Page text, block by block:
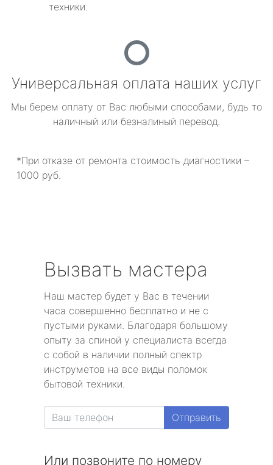
техники.
Универсальная оплата наших услуг
Мы берем оплату от Вас любыми способами, будь то
наличный или безналиный перевод.
*При отказе от ремонта стоимость диагностики –
1000 руб.
Вызвать мастера
Наш мастер будет у Вас в течении
часа совершенно бесплатно и не с
пустыми руками. Благодаря большому
опыту за спиной у специалиста всегда
с собой в наличии полный спектр
инструметов на все виды поломок
бытовой техники.
Отправить
Или позвоните по номеру